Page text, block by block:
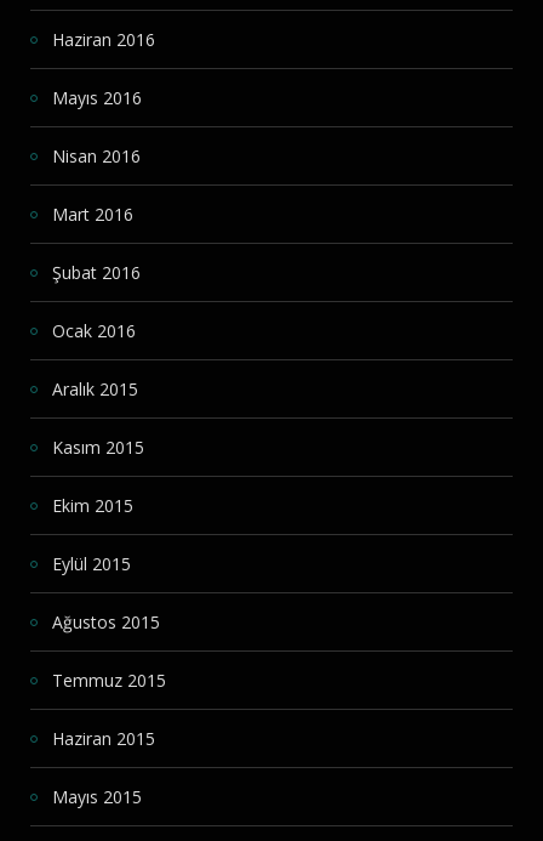
Haziran 2016
Mayıs 2016
Nisan 2016
Mart 2016
Şubat 2016
Ocak 2016
Aralık 2015
Kasım 2015
Ekim 2015
Eylül 2015
Ağustos 2015
Temmuz 2015
Haziran 2015
Mayıs 2015